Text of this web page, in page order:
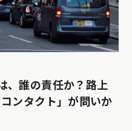
、誰の責任か？路上
ンタクト」が問いか